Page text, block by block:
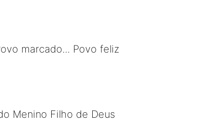
marcado... Povo feliz
Menino Filho de Deus